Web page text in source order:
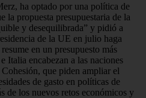
ha optado por una política de
la propuesta presupuestaria de la
y desequilibrada” y pidió a
de la UE en julio haga
en un presupuesto más
Italia encabezan a las naciones
que piden ampliar el
de gasto en políticas de
de los nuevos retos económicos y